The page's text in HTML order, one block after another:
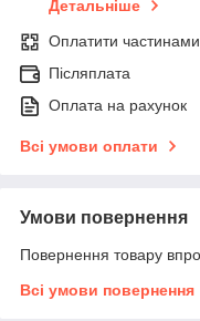
Детальніше
Оплатити частинами
Післяплата
Оплата на рахунок
Всі умови оплати
Умови повернення
Повернення товару
Всі умови повернення